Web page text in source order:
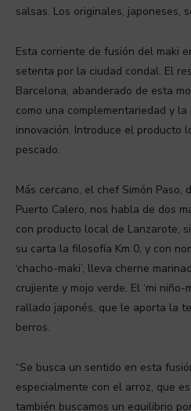
salsas. Los originales, japoneses,
Esta corriente de fusión del maki
setenta por la ciudad condal. El
Barcelona, abanderado de esta
como una complementariedad y
innovación. Introduce el producto
pescado.
Más cercano, el chef Simón Paso,
Puerto Calero, nos habla de dos
con producto local de Lanzarote,
su carta la filosofía Km 0, y con
‘chacho-maki’, lleva cherne
crujiente y mojo verde. El ‘mi niño-
rallado japonés, que le aporta la
berros.
“Se busca un sentido en esta
especialmente con el arroz, que
también buscamos un equilibrio